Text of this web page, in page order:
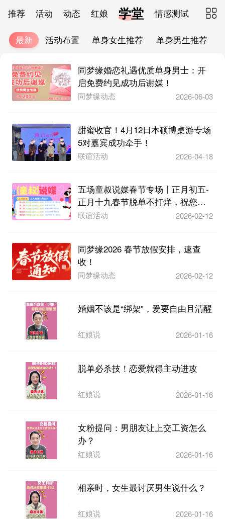
推荐 活动 动态 红娘 学堂 情感测试 
最新 活动布置 单身女生推荐 单身男生推荐
同梦缘婚恋礼遇优质单身男士：开
启免费约见成功后谢媒！
同梦缘动态 2026-06-03
甜蜜收官！4月12日本硕博桌游专场
5对嘉宾成功牵手！
联谊活动 2026-04-18
五场童叔说媒春节专场丨正月初五-
正月十九春节脱单不打烊，祝您马
上有对象！
联谊活动 2026-02-12
同梦缘2026 春节放假安排，速查
收！
同梦缘动态 2026-02-12
婚姻不该是“绑架”，爱要自由且清醒
红娘说 2026-01-16
脱单必杀技！恋爱就得主动进攻
红娘说 2026-01-16
女粉提问：男朋友让上交工资怎么
办？
红娘说 2026-01-16
相亲时，女生最讨厌男生说什么？
红娘说 2026-01-16